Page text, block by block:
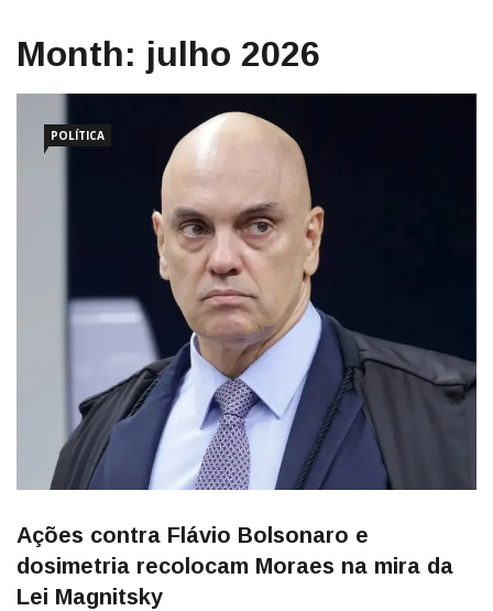
Month: julho 2026
POLÍTICA
Ações contra Flávio Bolsonaro e
dosimetria recolocam Moraes na mira da
Lei Magnitsky